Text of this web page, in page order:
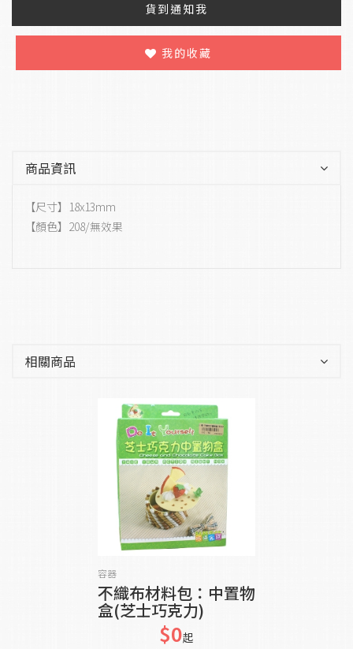
貨到通知我
我的收藏
商品資訊
【尺寸】18x13mm
【顏色】208/無效果
相關商品
容器
不織布材料包：中置物
盒(芝士巧克力)
$0起